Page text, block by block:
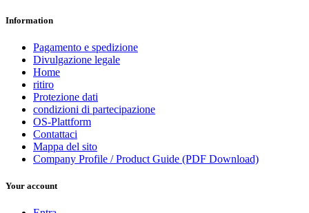
Information
Pagamento e spedizione
Divulgazione legale
Home
ritiro
Protezione dati
condizioni di partecipazione
OS-Plattform
Contattaci
Mappa del sito
Company Profile / Product Guide (PDF Download)
Your account